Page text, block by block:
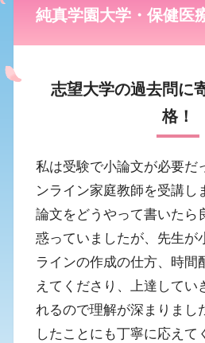
純真学園大学・保健医
志望大学の過去問に
格！
私は受験で小論文が必要だ
ンライン家庭教師を受講し
論文をどうやって書いたら
惑っていましたが、先生が
ラインの作成の仕方、時間
えてくださり、上達してい
れるので理解が深まりまし
したことにも丁寧に応えて